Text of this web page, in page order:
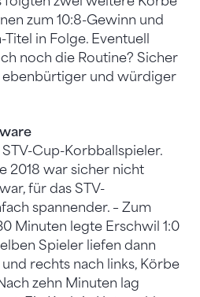
zum 10:8-Gewinn und
in Folge. Eventuell
noch die Routine? Sicher
ebenbürtiger und würdiger
Cup-Korbballspieler.
2018 war sicher nicht
für das STV-
spannender. – Zum
Minuten legte Erschwil 1:0
Spieler liefen dann
rechts nach links, Körbe
zehn Minuten lag